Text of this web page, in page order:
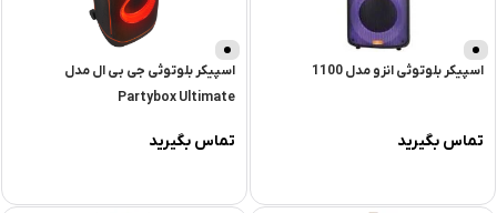
اسپیکر بلوتوثی انزو مدل 1100
تماس بگیرید
اسپیکر بلوتوثی جی بی ال مدل
Partybox Ultimate
تماس بگیرید